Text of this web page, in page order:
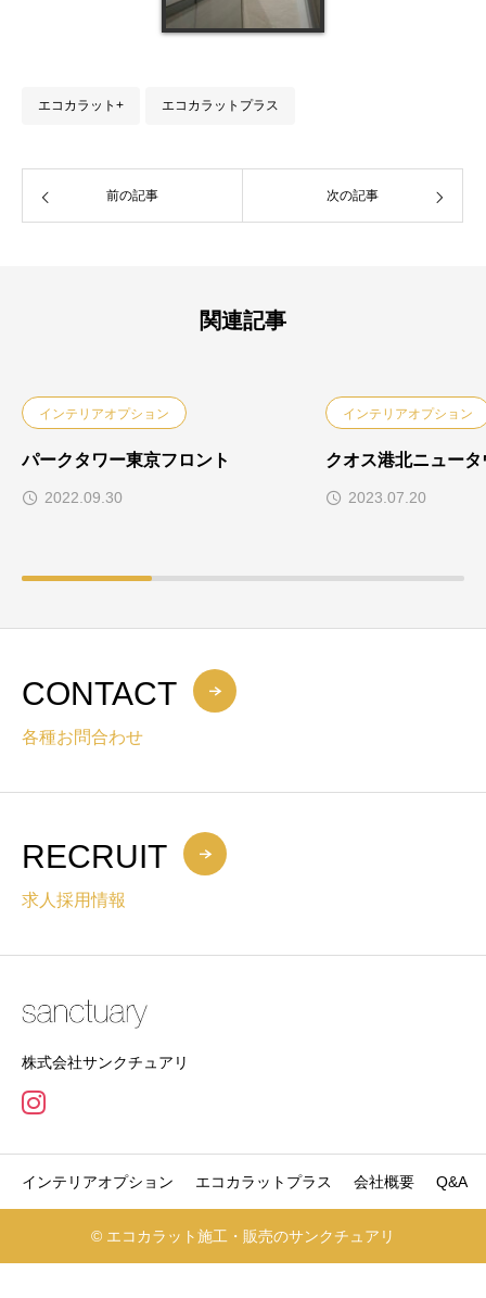
エコカラット+ エコカラットプラス
前の記事 次の記事
関連記事
インテリアオプション
パークタワー東京フロント
2022.09.30
インテリアオプション
クオス港北ニュー
2023.07.20
CONTACT
各種お問合わせ
RECRUIT
求人採用情報
株式会社サンクチュアリ
インテリアオプション エコカラットプラス 会社概要 Q&A
© エコカラット施工・販売のサンクチュアリ